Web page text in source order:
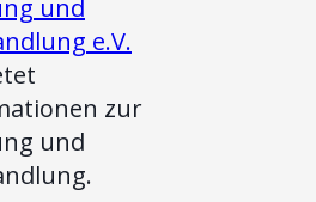
und
e.V.
zur
und